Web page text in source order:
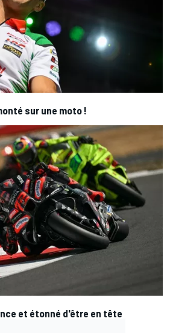
sur une moto !
et étonné d'être en tête